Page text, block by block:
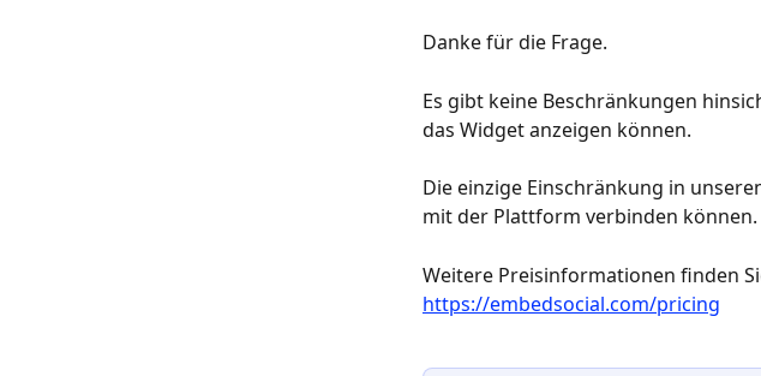
Danke für die Frage.
Es gibt keine Beschränkungen
das Widget anzeigen können.
Die einzige Einschränkung in
mit der Plattform verbinden können.
Weitere Preisinformationen finden
https://embedsocial.com/pricing